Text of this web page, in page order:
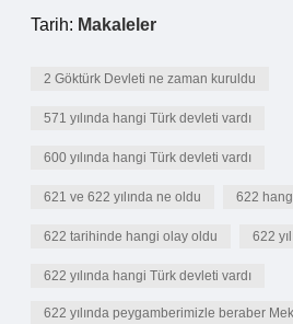
Tarih: Makaleler
2 Göktürk Devleti ne zaman kuruldu
571 yılında hangi Türk devleti vardı
600 yılında hangi Türk devleti vardı
621 ve 622 yılında ne oldu 622
622 tarihinde hangi olay oldu 622
622 yılında hangi Türk devleti vardı
622 yılında peygamberimizle beraber